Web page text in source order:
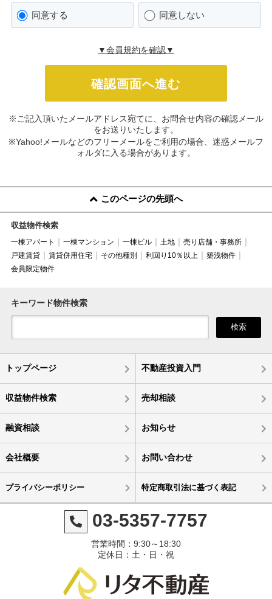
同意する 同意しない
▼会員規約を確認▼
※ご記入頂いたメールアドレス宛てに、お問合せ内容の確認メール
をお送りいたします。
※Yahoo!メールなどのフリーメールをご利用の場合、迷惑メールフ
ォルダに入る場合があります。
このページの先頭へ
収益物件検索
一棟アパート 一棟マンション 一棟ビル 土地
売り店舗・事務所
戸建賃貸
賃貸併用住宅 その他種別 利回り10％以上
築浅物件
会員限定物件
キーワード物件検索
検索
トップページ 不動産投資入門
収益物件検索 売却相談
融資相談 お知らせ
会社概要 お問い合わせ
プライバシーポリシー 特定商取引法に基づく表記
03-5357-7757
営業時間：9:30～18:30
定休日：土・日・祝